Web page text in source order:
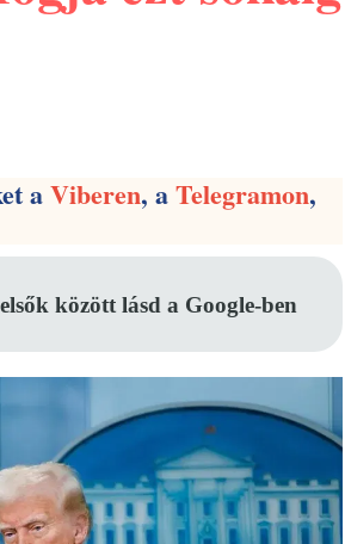
aViberen, aTelegramon,
között lásd a Google-ben